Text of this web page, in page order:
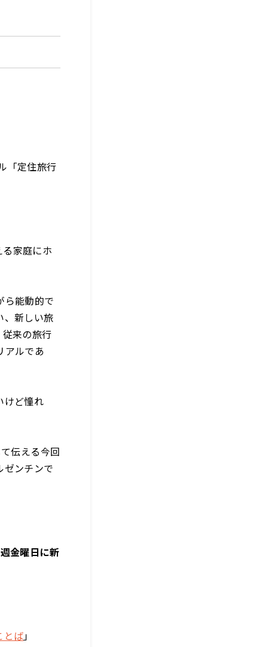
「定住旅行
家庭にホ
ら能動的で
、新しい旅
来の旅行
アルであ
けど憧れ
伝える今回
ゼンチンで
金曜日に新
とば」